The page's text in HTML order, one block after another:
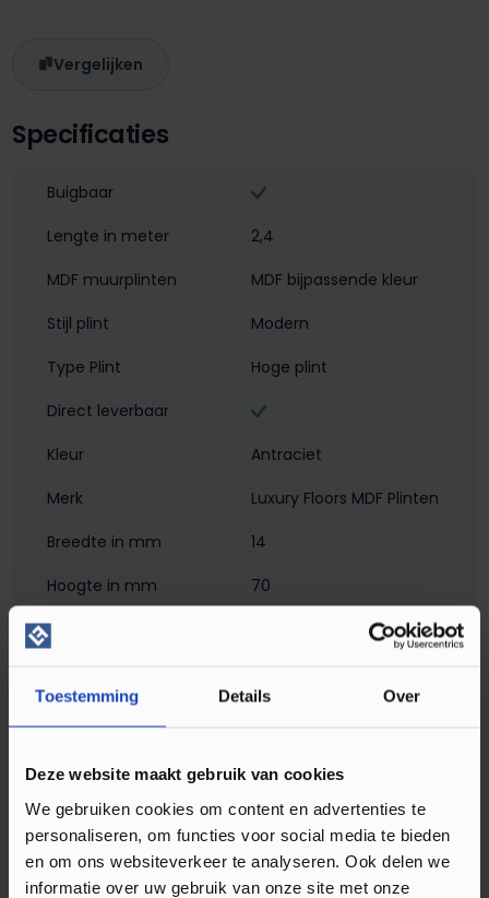
Toestemming Details Over
Deze website maakt gebruik van cookies
We gebruiken cookies om content en advertenties te
personaliseren, om functies voor social media te bieden
en om ons websiteverkeer te analyseren. Ook delen we
informatie over uw gebruik van onze site met onze
Specificaties
Buigbaar
Lengte in meter
2,4
MDF muurplinten
MDF bijpassende kleur
Stijl plint
Modern
Type Plint
Hoge plint
Direct leverbaar
Kleur
Antraciet
Merk
Luxury Floors MDF Plinten
Breedte in mm
14
Hoogte in mm
70
Materiaal
Soort plint
Folieplint, Hoge plint
Vergelijken